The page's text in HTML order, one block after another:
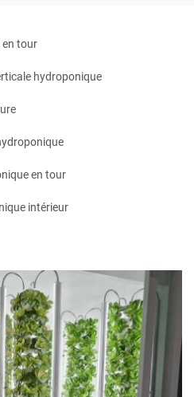
tour
hydroponique
en tour
intérieur